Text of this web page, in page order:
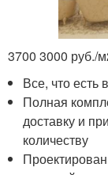
3700 3000 руб./м
Все, что есть
Полная
доставку и
количеству